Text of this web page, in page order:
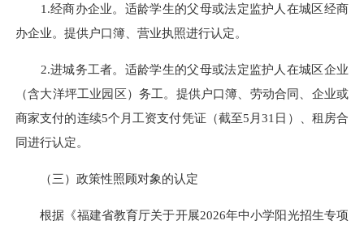
1.经商办企业。适龄学生的父母或法定监护人在城区经商
办企业。提供户口簿、营业执照进行认定。
2.进城务工者。适龄学生的父母或法定监护人在城区企业
（含大洋坪工业园区）务工。提供户口簿、劳动合同、企业或
商家支付的连续5个月工资支付凭证（截至5月31日）、租房合
同进行认定。
（三）政策性照顾对象的认定
根据《福建省教育厅关于开展2026年中小学阳光招生专项